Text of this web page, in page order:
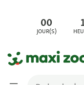
00
JOUR(S)